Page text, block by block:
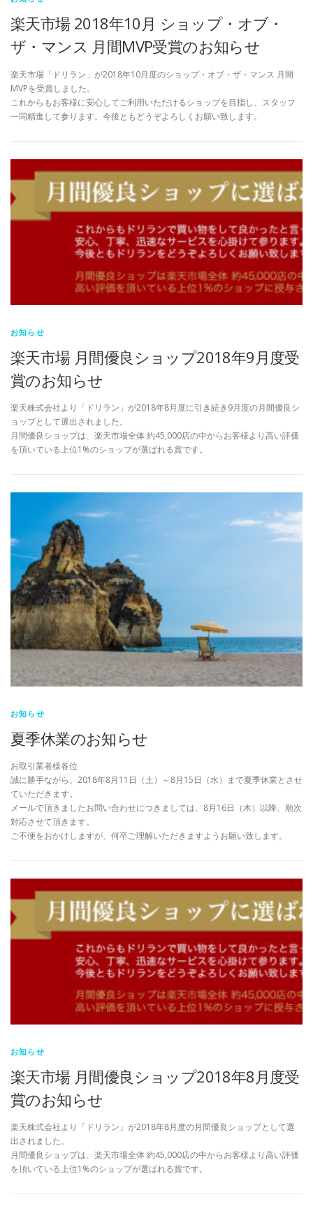
楽天市場 2018年10月 ショップ・オブ・
ザ・マンス 月間MVP受賞のお知らせ
楽天市場「ドリラン」が2018年10月度のショップ・オブ・ザ・マンス 月間
MVPを受賞しました。
これからもお客様に安心してご利用いただけるショップを目指し、スタッフ
一同精進して参ります。今後ともどうぞよろしくお願い致します。
お知らせ
楽天市場 月間優良ショップ2018年9月度受
賞のお知らせ
楽天株式会社より「ドリラン」が2018年8月度に引き続き9月度の月間優良シ
ョップとして選出されました。
月間優良ショップは、楽天市場全体 約45,000店の中からお客様より高い評価
を頂いている上位1%のショップが選ばれる賞です。
お知らせ
夏季休業のお知らせ
お取引業者様各位
誠に勝手ながら、2018年8月11日（土）～8月15日（水）まで夏季休業とさせ
ていただきます。
メールで頂きましたお問い合わせにつきましては、8月16日（木）以降、順次
対応させて頂きます。
ご不便をおかけしますが、何卒ご理解いただきますようお願い致します。
お知らせ
楽天市場 月間優良ショップ2018年8月度受
賞のお知らせ
楽天株式会社より「ドリラン」が2018年8月度の月間優良ショップとして選
出されました。
月間優良ショップは、楽天市場全体 約45,000店の中からお客様より高い評価
を頂いている上位1%のショップが選ばれる賞です。